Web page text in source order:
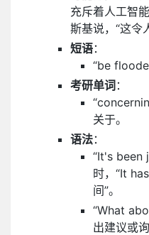
充斥着人工智
斯基说，“这令
短语：
“be
考研单词 ：
关于。
语法：
“It's been
时，“It
间”。
“What
出建议或